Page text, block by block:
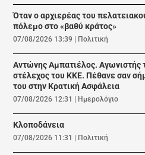
Όταν ο αρχιερέας του
πόλεμο στο «βαθύ κράτος»
07/08/2026 13:39 Πολιτική
Αντώνης Αμπατιέλος. Αγωνιστής
στέλεχος του ΚΚΕ. Πέθανε σαν
του στην Κρατική Ασφάλεια
07/08/2026 12:31 Ημερολόγιο
Κλοποδάνεια
07/08/2026 11:31 Πολιτική